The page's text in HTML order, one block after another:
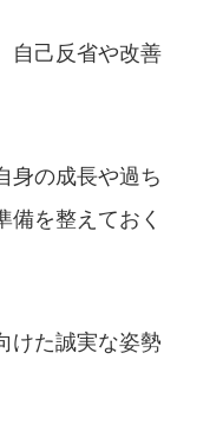
自己反省や改善
身の成長や過ち
備を整えておく
けた誠実な姿勢